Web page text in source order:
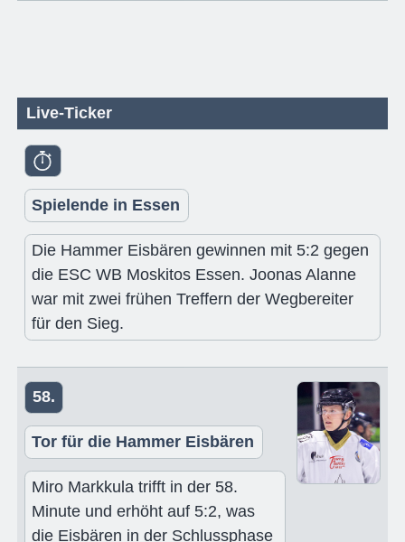
Live-Ticker
Spielende in Essen
Die Hammer Eisbären gewinnen mit 5:2 gegen
die ESC WB Moskitos Essen. Joonas Alanne
war mit zwei frühen Treffern der Wegbereiter
für den Sieg.
58.
Tor für die Hammer Eisbären
Miro Markkula trifft in der 58.
Minute und erhöht auf 5:2, was
die Eisbären in der Schlussphase